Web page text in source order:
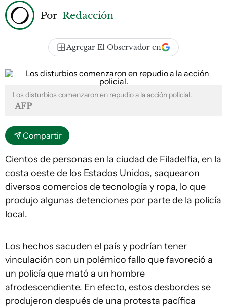
Por Redacción
Agregar El Observador en
Los disturbios comenzaron en repudio a la acción policial.
AFP
Compartir
Cientos de personas en la ciudad de Filadelfia, en la
costa oeste de los Estados Unidos, saquearon
diversos comercios de tecnología y ropa, lo que
produjo algunas detenciones por parte de la policía
local.
Los hechos sacuden el país y podrían tener
vinculación con un polémico fallo que favoreció a
un policía que mató a un hombre
afrodescendiente. En efecto, estos desbordes se
produjeron después de una protesta pacífica